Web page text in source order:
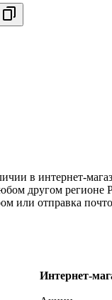
в интернет-
другом регионе
или отправка
Интернет-